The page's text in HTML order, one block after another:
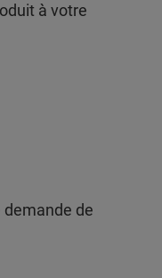
à votre
demande de